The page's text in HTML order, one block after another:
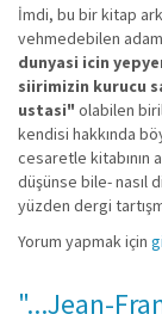
İmdi, bu bir kitap
vehmedebilen
dunyasi icin
siirimizin kurucu
ustasi" olabilen
kendisi hakkında
cesaretle kitabının
düşünse bile- nasıl
yüzden dergi
Yorum yapmak için
"...Jean-